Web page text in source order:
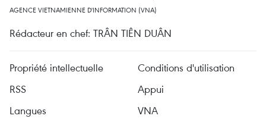
AGENCE VIETNAMIENNE D'INFORMATION (VNA)
Rédacteur en chef: TRÂN TIÊN DUÂN
Propriété intellectuelle
Conditions d'utilisation
RSS
Appui
Langues
VNA